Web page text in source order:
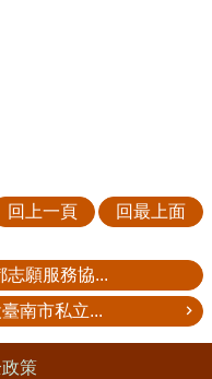
回上一頁 回最上面
志願服務協...
南市私立...
策